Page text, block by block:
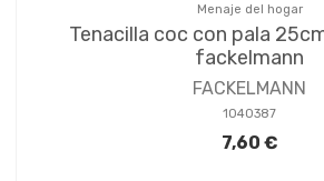
Menaje del hogar
Tenacilla coc con pala
fackelmann
FACKELMANN
1040387
7,60 €